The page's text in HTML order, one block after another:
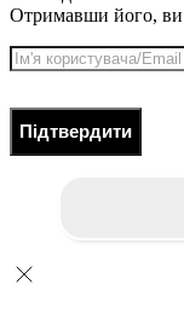
Отримавши його, ви
Підтвердити